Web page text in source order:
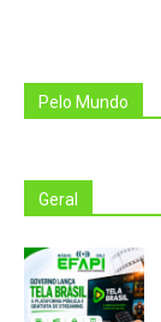
Pelo Mundo
Geral